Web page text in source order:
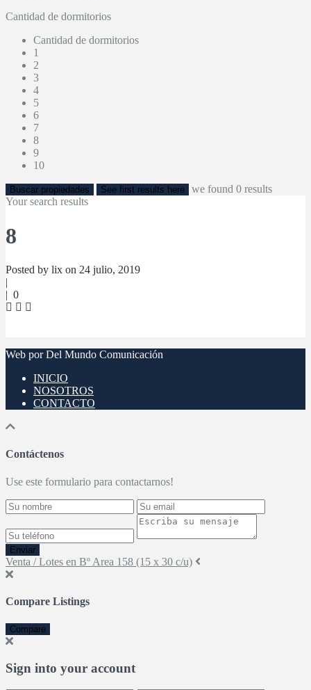
Cantidad de dormitorios
Cantidad de dormitorios
1
2
3
4
5
6
7
8
9
10
Buscar propiedades See first results here we found 0 results
Your search results
8
Posted by lix on 24 julio, 2019
|
| 0
Web por Del Mundo Comunicación
INICIO
NOSOTROS
CONTACTO
Contáctenos
Use este formulario para contactarnos!
Enviar
Venta / Lotes en Bº Area 158 (15 x 30 c/u)
Compare Listings
Compare
Sign into your account